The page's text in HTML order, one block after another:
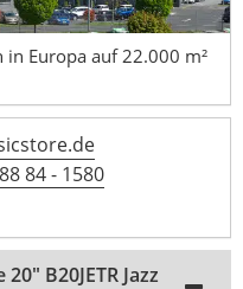
Europa auf 22.000 m²
84 - 1580
B20JETR Jazz